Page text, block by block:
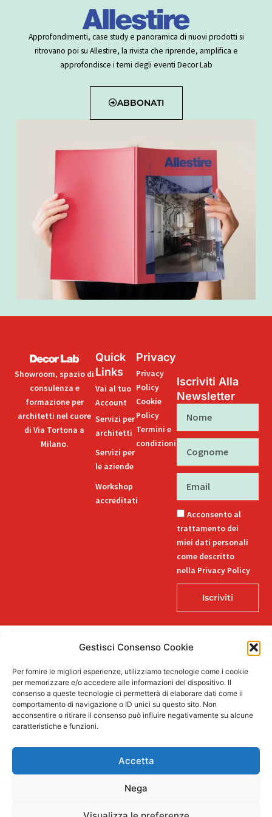
Gestisci Consenso Cookie
Per fornire le migliori esperienze, utilizziamo tecnologie come i cookie
per memorizzare e/o accedere alle informazioni del dispositivo. Il
consenso a queste tecnologie ci permetterà di elaborare dati come il
comportamento di navigazione o ID unici su questo sito. Non
acconsentire o ritirare il consenso può influire negativamente su alcune
caratteristiche e funzioni.
Accetta
Nega
Approfondimenti, case study e panoramica di nuovi prodotti si
ritrovano poi su Allestire, la rivista che riprende, amplifica e
approfondisce i temi degli eventi Decor Lab
ABBONATI
Showroom, spazio di
consulenza e
formazione per
architetti nel cuore
di Via Tortona a
Milano.
Quick
Links
Vai al tuo
Account
Servizi per
architetti
Servizi per
le aziende
Workshop
accreditati
Privacy
Privacy
Policy
Cookie
Policy
Termini e
condizioni
Iscriviti Alla
Newsletter
Acconsento al
trattamento dei
miei dati personali
come descritto
nella Privacy Policy
Iscriviti
Buozzi 12, 39100 Bolzano – P.IVA/CF 02757850215
L
i
n
k
e
-
F
a
c
e
-
I
n
s
t
a
m
T
i
k
t
P
i
n
t
t
n. 71.06.2024.00548 Provvedimento concessivo: decreto del
12.11.2024, n. 18632/2024